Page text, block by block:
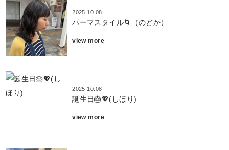
2025.10.08
パーマスタイル🌀（のどか）
view more
2025.10.08
誕生日🎂💖(しほり)
view more